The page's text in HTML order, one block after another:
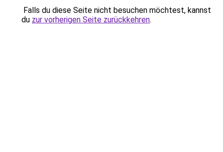
Falls du diese Seite nicht besuchen möchtest, kannst
du zur vorherigen Seite zurückkehren.